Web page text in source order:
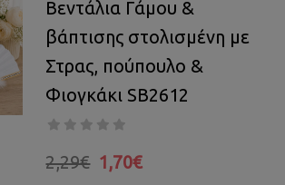
Βεντάλια Γάμου &
βάπτισης στολισμένη με
Στρας, πούπουλο &
Φιογκάκι SB2612
2,29€ 1,70€